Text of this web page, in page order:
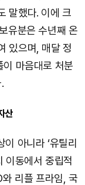
말했다. 이에 크
유분은 수년째 온
있으며, 매달 정
이 마음대로 처분
산
아니라 ‘유틸리
이동에서 중립적
리플 프라임, 국